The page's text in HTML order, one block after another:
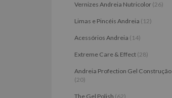
Vernizes Andreia Nutricolor (26)
Limas e Pincéis Andreia (12)
Acessórios Andreia (14)
Extreme Care & Effect (28)
Andreia Profection Gel Construção
(20)
The Gel Polish (62)